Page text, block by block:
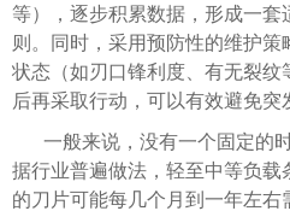
等），逐步积累数据，形成一
则。同时，采用预防性的维护
状态（如刃口锋利度、有无裂纹
后再采取行动，可以有效避免突
一般来说，没有一个固定的
据行业普遍做法，轻至中等负
的刀片可能每几个月到一年左